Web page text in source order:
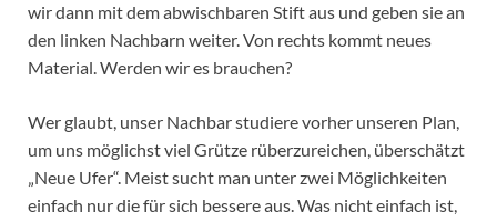
wir dann mit dem abwischbaren Stift aus und geben sie an
den linken Nachbarn weiter. Von rechts kommt neues
Material. Werden wir es brauchen?
Wer glaubt, unser Nachbar studiere vorher unseren Plan,
um uns möglichst viel Grütze rüberzureichen, überschätzt
„Neue Ufer“. Meist sucht man unter zwei Möglichkeiten
einfach nur die für sich bessere aus. Was nicht einfach ist,